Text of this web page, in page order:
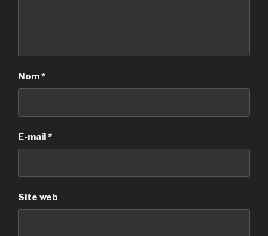
Nom*
E-mail *
Site web